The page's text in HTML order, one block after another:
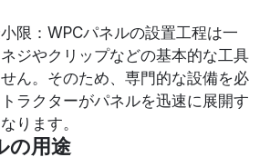
限：WPCパネルの設置工程は一
ジやクリップなどの基本的な工具
ん。そのため、専門的な設備を必
ラクターがパネルを迅速に展開す
ります。
の用途